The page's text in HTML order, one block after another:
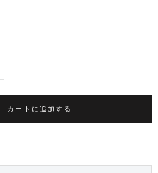
カートに追加する